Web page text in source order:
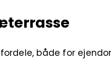
både for